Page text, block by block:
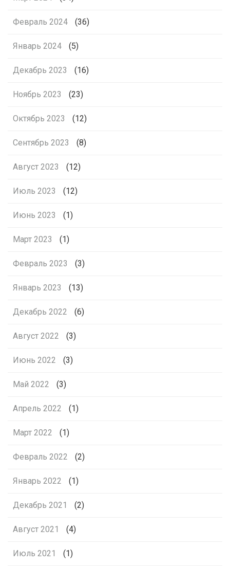
Февраль 2024 (36)
Январь 2024 (5)
Декабрь 2023 (16)
Ноябрь 2023 (23)
Октябрь 2023 (12)
Сентябрь 2023 (8)
Август 2023 (12)
Июль 2023 (12)
Июнь 2023 (1)
Март 2023 (1)
Февраль 2023 (3)
Январь 2023 (13)
Декабрь 2022 (6)
Август 2022 (3)
Июнь 2022 (3)
Май 2022 (3)
Апрель 2022 (1)
Март 2022 (1)
Февраль 2022 (2)
Январь 2022 (1)
Декабрь 2021 (2)
Август 2021 (4)
Июль 2021 (1)